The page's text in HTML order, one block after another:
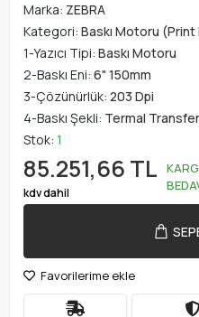
Marka: ZEBRA
Kategori: Baskı Motoru
1-Yazıcı Tipi: Baskı Motoru
2-Baskı Eni: 6" 150mm
3-Çözünürlük: 203 Dpi
4-Baskı Şekli: Termal Transfer
Stok: 1
85.251,66 TL
kdv dahil
Favorilerime ekle